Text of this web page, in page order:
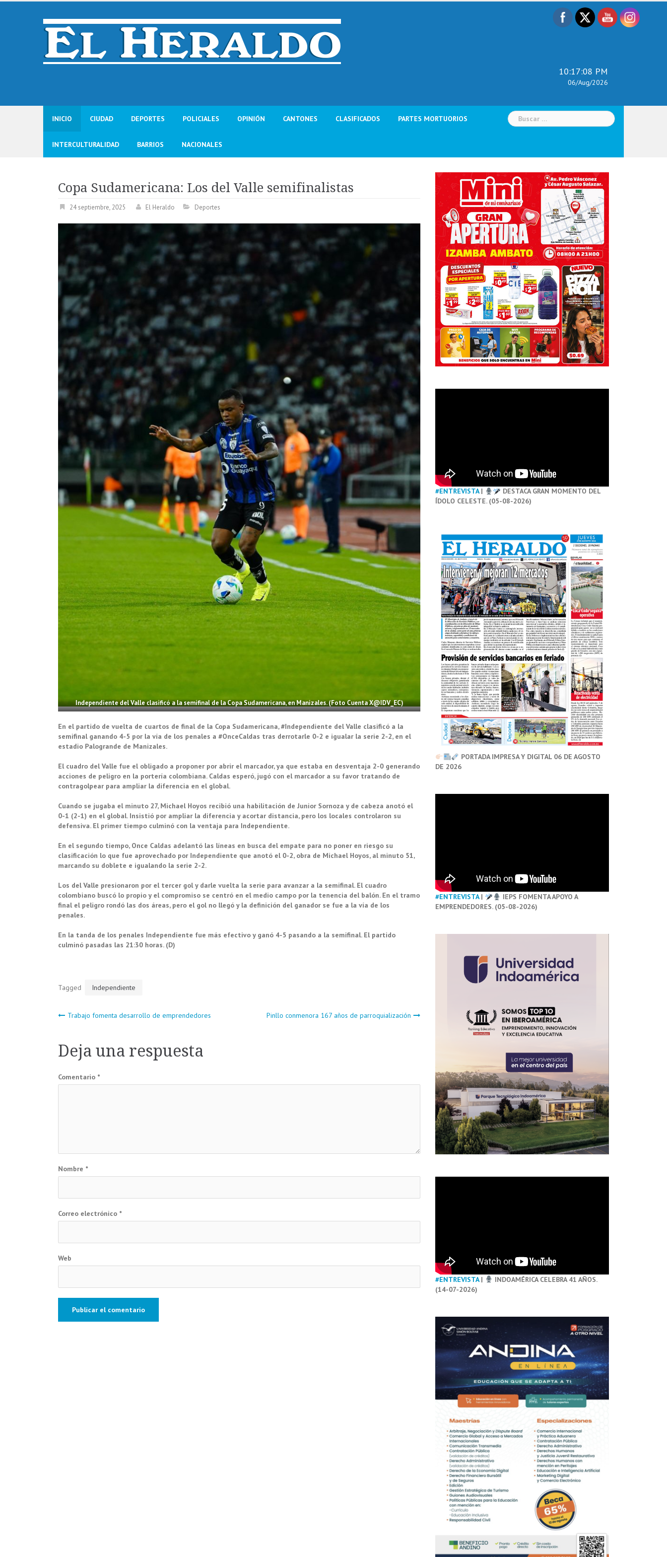
Skip
10:17:10 PM
06/Aug/2026
INICIO CIUDAD DEPORTES POLICIALES OPINIÓN CANTONES CLASIFICADOS PARTES MORTUORIOS
INTERCULTURALIDAD BARRIOS NACIONALES
Buscar:
Copa Sudamericana: Los del Valle semifinalistas
24 septiembre, 2025 El Heraldo Deportes
Independiente del Valle clasificó a la semifinal de la Copa Sudamericana, en Manizales. (Foto Cuenta X@IDV_EC)
En el partido de vuelta de cuartos de final de la Copa Sudamericana, #Independiente del Valle clasificó a la
semifinal ganando 4-5 por la vía de los penales a #OnceCaldas tras derrotarle 0-2 e igualar la serie 2-2, en el
estadio Palogrande de Manizales.
El cuadro del Valle fue el obligado a proponer por abrir el marcador, ya que estaba en desventaja 2-0 generando
acciones de peligro en la portería colombiana. Caldas esperó, jugó con el marcador a su favor tratando de
contragolpear para ampliar la diferencia en el global.
Cuando se jugaba el minuto 27, Michael Hoyos recibió una habilitación de Junior Sornoza y de cabeza anotó el
0-1 (2-1) en el global. Insistió por ampliar la diferencia y acortar distancia, pero los locales controlaron su
defensiva. El primer tiempo culminó con la ventaja para Independiente.
En el segundo tiempo, Once Caldas adelantó las líneas en busca del empate para no poner en riesgo su
clasificación lo que fue aprovechado por Independiente que anotó el 0-2, obra de Michael Hoyos, al minuto 51,
marcando su doblete e igualando la serie 2-2.
Los del Valle presionaron por el tercer gol y darle vuelta la serie para avanzar a la semifinal. El cuadro
colombiano buscó lo propio y el compromiso se centró en el medio campo por la tenencia del balón. En el tramo
final el peligro rondó las dos áreas, pero el gol no llegó y la definición del ganador se fue a la vía de los
penales.
En la tanda de los penales Independiente fue más efectivo y ganó 4-5 pasando a la semifinal. El partido
culminó pasadas las 21:30 horas. (D)
Tagged Independiente
Navegación
de
entradas
Trabajo fomenta desarrollo de emprendedores Pinllo conmenora 167 años de parroquialización
Deja una respuesta
Comentario *
Nombre *
Correo electrónico *
Web
#ENTREVISTA|
DESTACA GRAN MOMENTO DEL
ÍDOLO CELESTE. (05-08-2026)
PORTADA IMPRESA Y DIGITAL 06 DE AGOSTO
DE 2026
#ENTREVISTA|
IEPS FOMENTA APOYO A
EMPRENDEDORES. (05-08-2026)
#ENTREVISTA|
INDOAMÉRICA CELEBRA 41 AÑOS.
(14-07-2026)